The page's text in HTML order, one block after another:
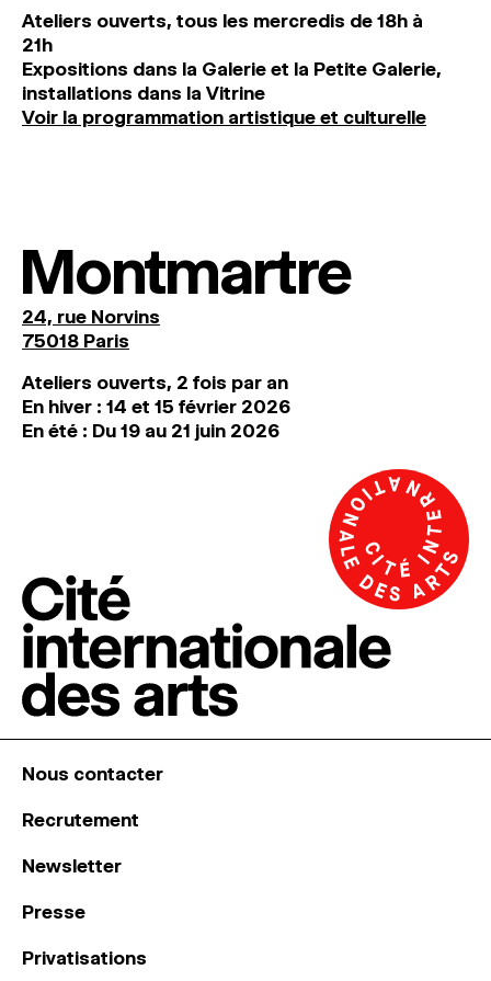
Ateliers ouverts, tous les mercredis de 18h à
21h
Expositions dans la Galerie et la Petite Galerie,
installations dans la Vitrine
Voir la programmation artistique et culturelle
Montmartre
24, rue Norvins
75018 Paris
Ateliers ouverts, 2 fois par an
En hiver : 14 et 15 février 2026
En été : Du 19 au 21 juin 2026
Nous contacter
Recrutement
Newsletter
Presse
Privatisations